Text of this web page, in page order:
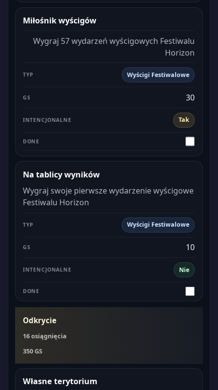
Miłośnik wyścigów
Wygraj 57 wydarzeń wyścigowych Festiwalu
Horizon
Wyścigi Festiwalowe
Tak
30
Na tablicy wyników
Wygraj swoje pierwsze wydarzenie wyścigowe
Festiwalu Horizon
Wyścigi Festiwalowe
Nie
10
Odkrycie
16 osiągnięcia
350 GS
Własne terytorium